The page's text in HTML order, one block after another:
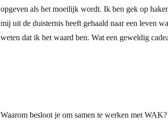
voor gekozen heb om hard te werken, iets te doen
opgeven als het moeilijk wordt. Ik ben gek op
mij uit de duisternis heeft gehaald naar een leven